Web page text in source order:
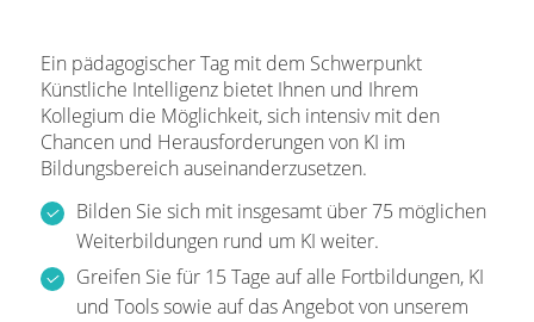
Ein pädagogischer Tag mit dem Schwerpunkt
Künstliche Intelligenz bietet Ihnen und Ihrem
Kollegium die Möglichkeit, sich intensiv mit den
Chancen und Herausforderungen von KI im
Bildungsbereich auseinanderzusetzen.
Bilden Sie sich mit insgesamt über 75 möglichen
Weiterbildungen rund um KI weiter.
Greifen Sie für 15 Tage auf alle Fortbildungen, KI
und Tools sowie auf das Angebot von unserem